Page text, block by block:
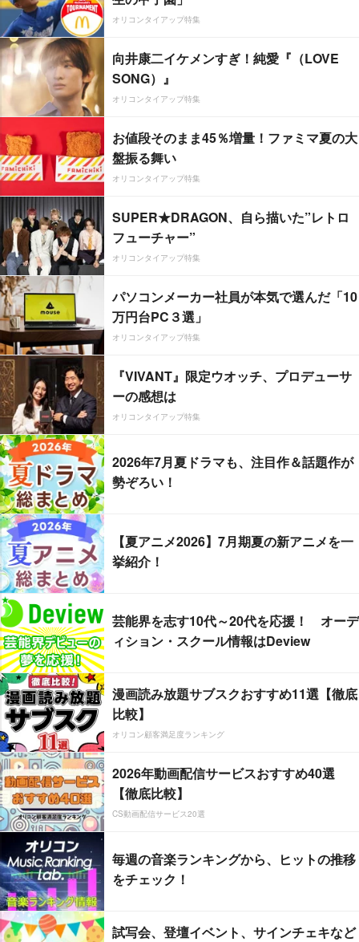
オリコンタイアップ特集
向井康二イケメンすぎ！純愛『（LOVE
SONG）』
オリコンタイアップ特集
お値段そのまま45％増量！ファミマ夏の大
盤振る舞い
オリコンタイアップ特集
SUPER★DRAGON、自ら描いた”レトロ
フューチャー”
オリコンタイアップ特集
パソコンメーカー社員が本気で選んだ「10
万円台PC３選」
オリコンタイアップ特集
『VIVANT』限定ウオッチ、プロデューサ
ーの感想は
オリコンタイアップ特集
2026年7月夏ドラマも、注目作＆話題作が
勢ぞろい！
【夏アニメ2026】7月期夏の新アニメを一
挙紹介！
芸能界を志す10代～20代を応援！ オーデ
ィション・スクール情報はDeview
漫画読み放題サブスクおすすめ11選【徹底
比較】
オリコン顧客満足度ランキング
2026年動画配信サービスおすすめ40選
【徹底比較】
CS動画配信サービス20選
毎週の音楽ランキングから、ヒットの推移
をチェック！
試写会、登壇イベント、サインチェキなど